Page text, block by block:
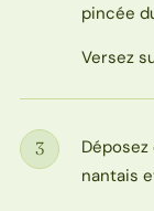
pincée
Versez
Étape
3
nantais